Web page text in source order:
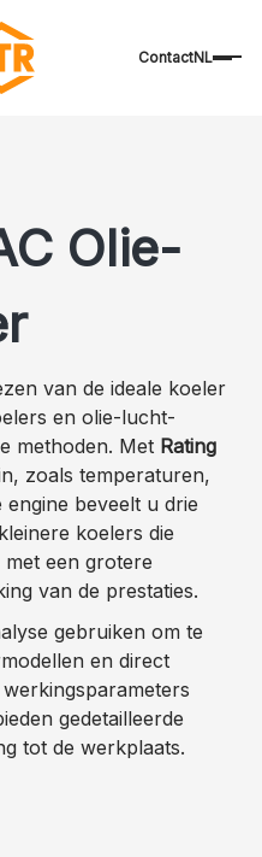
ContactNL
Olie-
van de ideale koeler
en olie-lucht-
methoden. Met Rating
zoals temperaturen,
beveelt u drie
koelers die
een grotere
van de prestaties.
gebruiken om te
en direct
gedetailleerde
tot de werkplaats.